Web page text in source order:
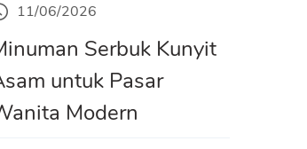
11/06/2026
Serbuk Kunyit
untuk Pasar
Modern